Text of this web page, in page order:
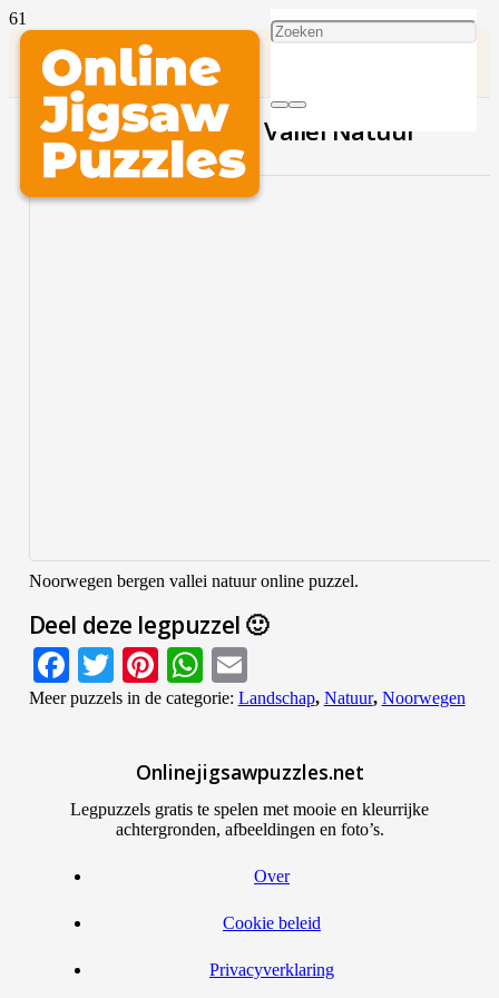
Noorwegen Bergen Vallei Natuur
SPEEL DEZE PUZZEL
Noorwegen bergen vallei natuur online puzzel.
Deel deze legpuzzel 🙂
Facebook
TwitterPinterestWhatsApp
Meer puzzels in de categorie: Landschap, Natuur, Noorwegen
Onlinejigsawpuzzles.net
Legpuzzels gratis te spelen met mooie en kleurrijke
achtergronden, afbeeldingen en foto’s.
Over
Cookie beleid
Privacyverklaring